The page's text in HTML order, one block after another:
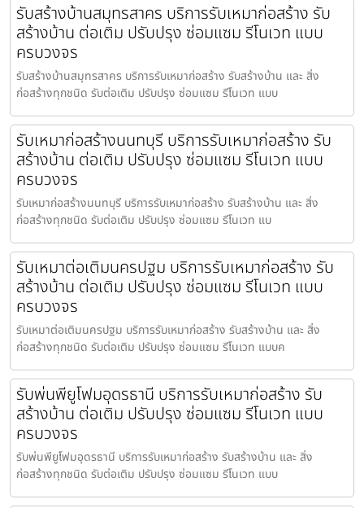
รับสร้างบ้านสมุทรสาคร บริการรับเหมาก่อสร้าง รับ
สร้างบ้าน ต่อเติม ปรับปรุง ซ่อมแซม รีโนเวท แบบ
ครบวงจร
รับสร้างบ้านสมุทรสาคร บริการรับเหมาก่อสร้าง รับสร้างบ้าน และ สิ่ง
ก่อสร้างทุกชนิด รับต่อเติม ปรับปรุง ซ่อมแซม รีโนเวท แบบ
รับเหมาก่อสร้างนนทบุรี บริการรับเหมาก่อสร้าง รับ
สร้างบ้าน ต่อเติม ปรับปรุง ซ่อมแซม รีโนเวท แบบ
ครบวงจร
รับเหมาก่อสร้างนนทบุรี บริการรับเหมาก่อสร้าง รับสร้างบ้าน และ สิ่ง
ก่อสร้างทุกชนิด รับต่อเติม ปรับปรุง ซ่อมแซม รีโนเวท แบ
รับเหมาต่อเติมนครปฐม บริการรับเหมาก่อสร้าง รับ
สร้างบ้าน ต่อเติม ปรับปรุง ซ่อมแซม รีโนเวท แบบ
ครบวงจร
รับเหมาต่อเติมนครปฐม บริการรับเหมาก่อสร้าง รับสร้างบ้าน และ สิ่ง
ก่อสร้างทุกชนิด รับต่อเติม ปรับปรุง ซ่อมแซม รีโนเวท แบบค
รับพ่นพียูโฟมอุดรธานี บริการรับเหมาก่อสร้าง รับ
สร้างบ้าน ต่อเติม ปรับปรุง ซ่อมแซม รีโนเวท แบบ
ครบวงจร
รับพ่นพียูโฟมอุดรธานี บริการรับเหมาก่อสร้าง รับสร้างบ้าน และ สิ่ง
ก่อสร้างทุกชนิด รับต่อเติม ปรับปรุง ซ่อมแซม รีโนเวท แบบ